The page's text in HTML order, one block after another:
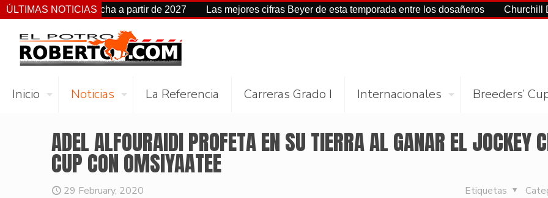
ÚLTIMAS NOTICIAS
de fecha a partir de 2027 Las mejores cifras Beyer de esta temporada entre los dosañeros Churchill Downs y
Inicio Noticias La Referencia Carreras Grado I Internacionales Breeders’
ADEL ALFOURAIDI PROFETA EN SU TIERRA AL GANAR EL JOCKEY
CUP CON OMSIYAATEE
29 February, 2020 Etiquetas